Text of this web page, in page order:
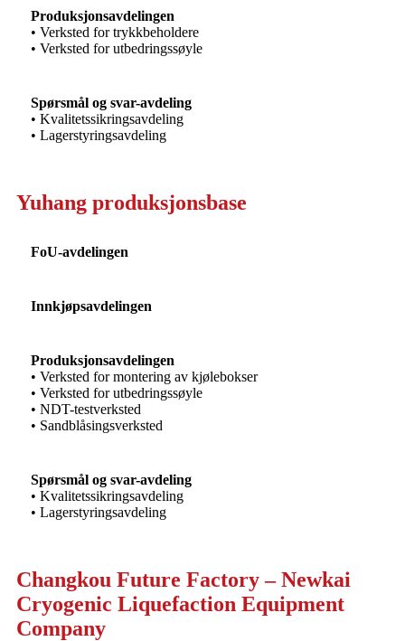
Produksjonsavdelingen
• Verksted for trykkbeholdere
• Verksted for utbedringssøyle
Spørsmål og svar-avdeling
• Kvalitetssikringsavdeling
• Lagerstyringsavdeling
Yuhang produksjonsbase
FoU-avdelingen
Innkjøpsavdelingen
Produksjonsavdelingen
• Verksted for montering av kjølebokser
• Verksted for utbedringssøyle
• NDT-testverksted
• Sandblåsingsverksted
Spørsmål og svar-avdeling
• Kvalitetssikringsavdeling
• Lagerstyringsavdeling
Changkou Future Factory – Newkai
Cryogenic Liquefaction Equipment
Company